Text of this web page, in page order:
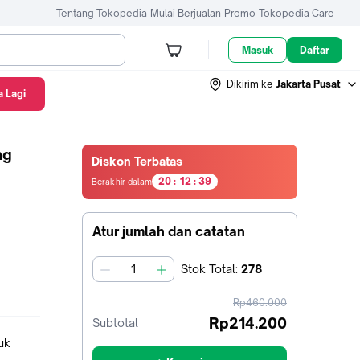
Tentang Tokopedia Mulai Berjualan Promo Tokopedia Care
Masuk Daftar
Dikirim ke Jakarta Pusat
Diskon Terbatas
Berakhir dalam
0
2
0
0 :
0
1
2
2 :
3
38
920
detik
Atur jumlah dan catatan
jumlah Stok Total: 278
harga
sebelum
Rp460.000
Subtotal Rp214.200
Lagi